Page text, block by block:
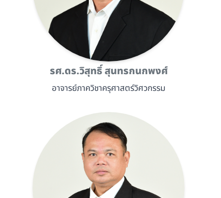
รศ.ดร.วิสุทธิ์ สุนทรกนกพงศ์
อาจารย์ภาควิชาครุศาสตร์วิศวกรรม